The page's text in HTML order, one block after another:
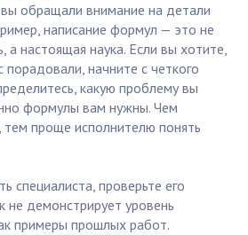
обращали внимание на детали
написание формул — это не
а настоящая наука. Если вы хотите,
порадовали, начните с четкого
какую проблему вы
формулы вам нужны. Чем
тем проще исполнителю понять
специалиста, проверьте его
демонстрирует уровень
примеры прошлых работ.